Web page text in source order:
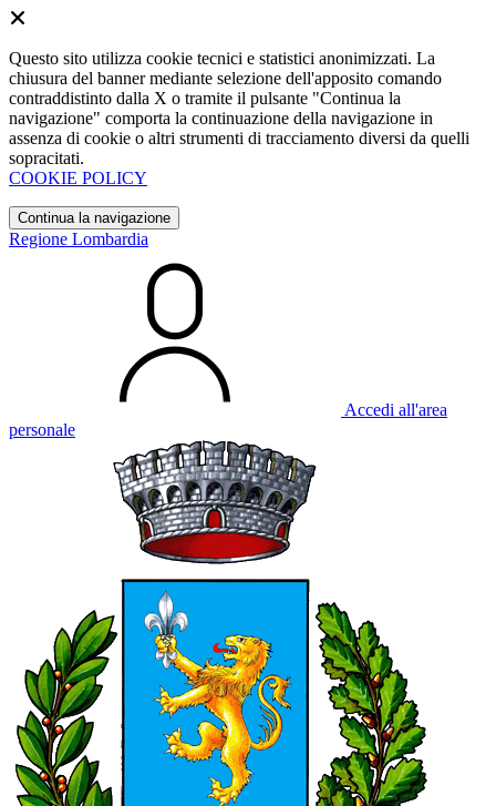
Questo sito utilizza cookie tecnici e statistici anonimizzati. La
chiusura del banner mediante selezione dell'apposito comando
contraddistinto dalla X o tramite il pulsante "Continua la
navigazione" comporta la continuazione della navigazione in
assenza di cookie o altri strumenti di tracciamento diversi da quelli
sopracitati.
COOKIE POLICY
Continua la navigazione
Regione Lombardia
Accedi all'area
personale